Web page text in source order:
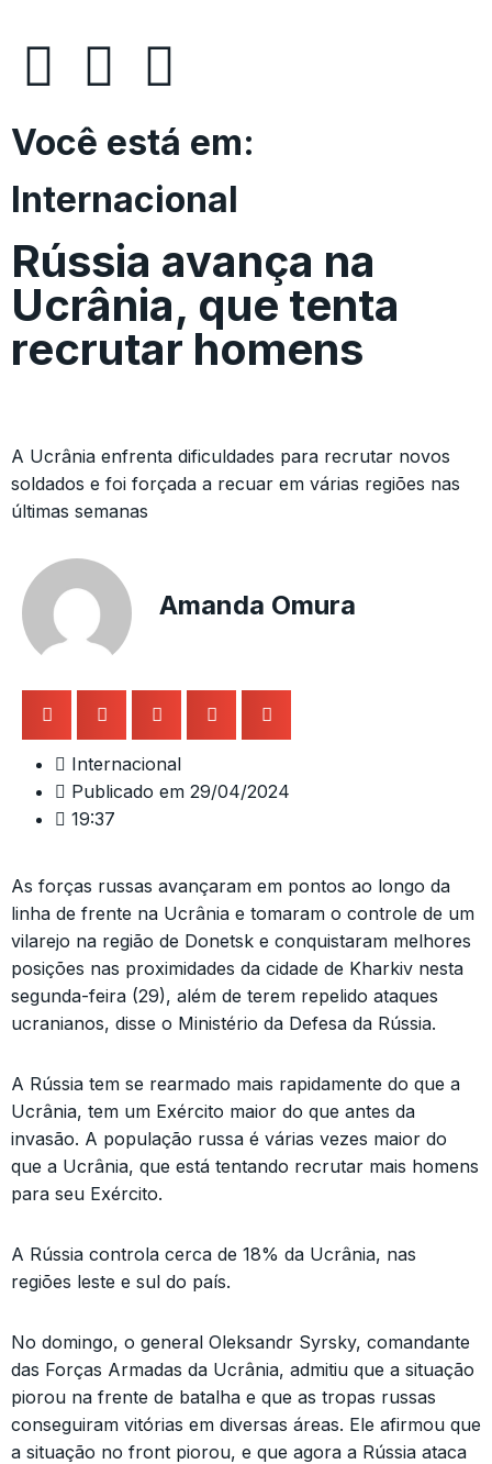
Você está em:
Internacional
Rússia avança na
Ucrânia, que tenta
recrutar homens
A Ucrânia enfrenta dificuldades para recrutar novos
soldados e foi forçada a recuar em várias regiões nas
últimas semanas
Amanda Omura
Internacional
Publicado em 29/04/2024
19:37
As forças russas avançaram em pontos ao longo da
linha de frente na Ucrânia e tomaram o controle de um
vilarejo na região de Donetsk e conquistaram melhores
posições nas proximidades da cidade de Kharkiv nesta
segunda-feira (29), além de terem repelido ataques
ucranianos, disse o Ministério da Defesa da Rússia.
A Rússia tem se rearmado mais rapidamente do que a
Ucrânia, tem um Exército maior do que antes da
invasão. A população russa é várias vezes maior do
que a Ucrânia, que está tentando recrutar mais homens
para seu Exército.
A Rússia controla cerca de 18% da Ucrânia, nas
regiões leste e sul do país.
No domingo, o general Oleksandr Syrsky, comandante
das Forças Armadas da Ucrânia, admitiu que a situação
piorou na frente de batalha e que as tropas russas
conseguiram vitórias em diversas áreas. Ele afirmou que
a situação no front piorou, e que agora a Rússia ataca